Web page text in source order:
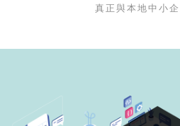
真正與本地中小